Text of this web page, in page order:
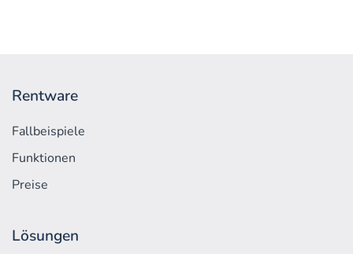
Rentware
Fallbeispiele
Funktionen
Preise
Lösungen